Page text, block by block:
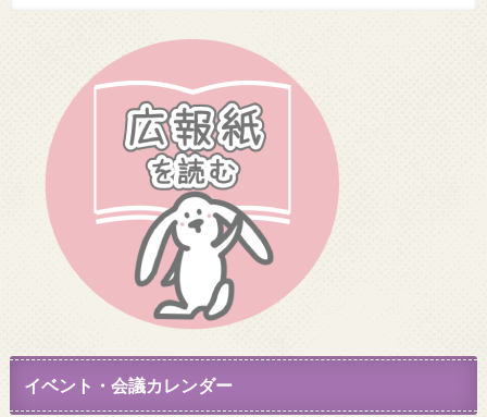
イベント・会議カレンダー